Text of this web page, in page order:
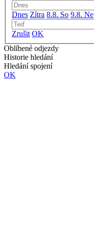
Dnes Zítra 8.8. So 9.8. Ne
Zrušit OK
Oblíbené odjezdy
Historie hledání
Hledání spojení
OK